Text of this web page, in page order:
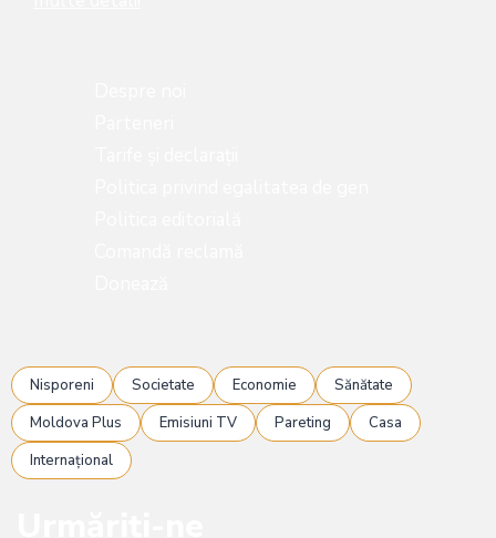
Nisporeni Societate Economie
Sănătate
Moldova Plus
Emisiuni TV Pareting
Casa
Internațional